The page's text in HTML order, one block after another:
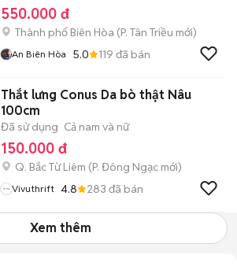
550.000 đ
Thành phố Biên Hòa (P. Tân Triều mới)
An Biên Hòa 5.0 119 đã bán
Thắt lưng Conus Da bò thật Nâu
100cm
Đã sử dụng Cả nam và nữ
150.000 đ
Q. Bắc Từ Liêm (P. Đông Ngạc mới)
Vivuthrift 4.8 283 đã bán
Xem thêm